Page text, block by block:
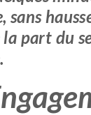
part du